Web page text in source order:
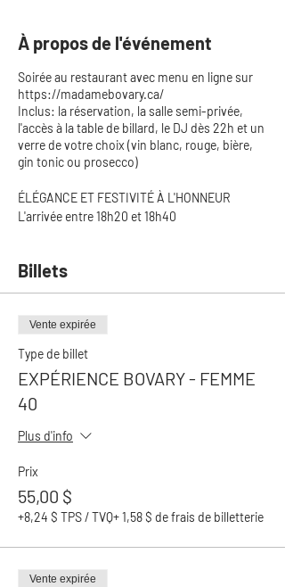
À propos de l'événement
Soirée au restaurant avec menu en ligne sur
https://madamebovary.ca/
Inclus: la réservation, la salle semi-privée,
l'accès à la table de billard, le DJ dès 22h et un
verre de votre choix (vin blanc, rouge, bière,
gin tonic ou prosecco)
ÉLÉGANCE ET FESTIVITÉ À L'HONNEUR
L'arrivée entre 18h20 et 18h40
Billets
Vente expirée
Type de billet
EXPÉRIENCE BOVARY - FEMME
40
Plus d'info
Prix
55,00 $
+8,24 $ TPS / TVQ+ 1,58 $ de frais de billetterie
Vente expirée